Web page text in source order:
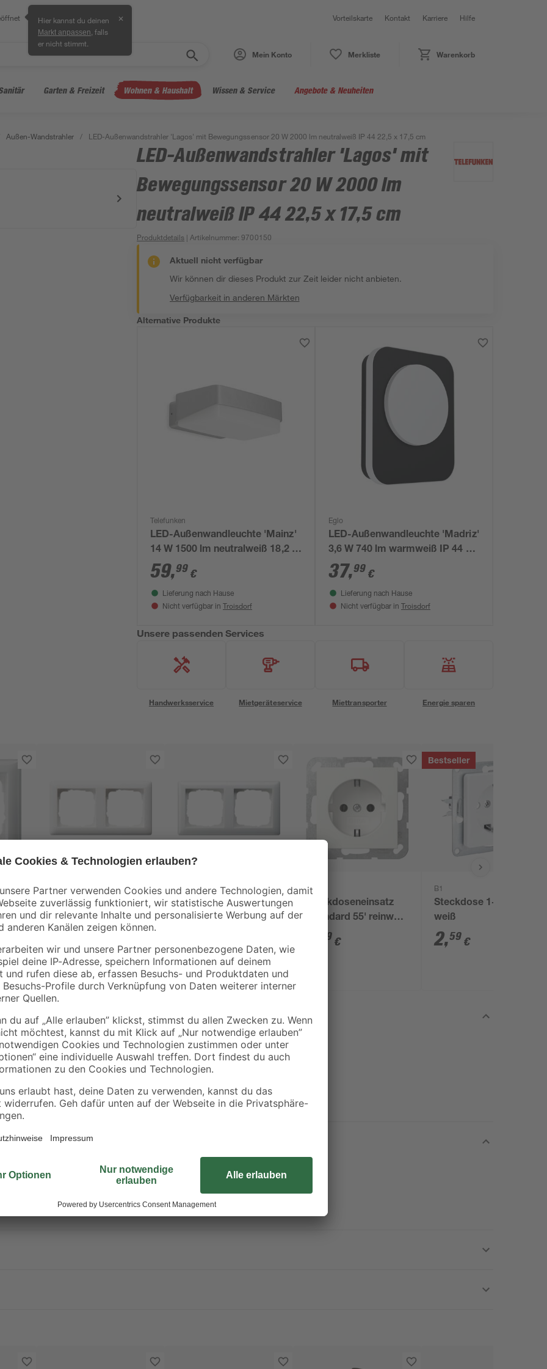
Hier kannst du deinen
Markt anpassen , falls
er nicht stimmt.
✕ Vorteilskarte Kontakt Karriere Hilfe
Mein Konto Merkliste Warenkorb
Garten & Freizeit Wohnen & Haushalt Wissen & Service Angebote & Neuheiten
Außen-Wandstrahler / LED-Außenwandstrahler 'Lagos' mit Bewegungssensor 20 W 2000 lm neutralweiß IP 44 22,5 x 17,5 cm
LED-Außenwandstrahler 'Lagos' mit
Bewegungssensor 20 W 2000 lm
neutralweiß IP 44 22,5 x 17,5 cm
Produktdetails | Artikelnummer:9700150
Aktuell nicht verfügbar
Wir können dir dieses Produkt zur Zeit leider nicht anbieten.
Verfügbarkeit in anderen Märkten
Alternative Produkte
Telefunken
LED-Außenwandleuchte 'Mainz'
14 W 1500 lm neutralweiß 18,2 x
5,5 cm
59,99 €
Lieferung nach Hause
Nicht verfügbar in Troisdorf
Eglo
LED-Außenwandleuchte 'Madriz'
3,6 W 740 lm warmweiß IP 44 5 x
23 x 19 cm
37,99 €
Lieferung nach Hause
Nicht verfügbar in Troisdorf
Unsere passenden Services
Handwerksservice Mietgeräteservice Miettransporter Energie sparen
fach
GIRA
Abdeckrahmen 2-fach
'System 55' reinweiß
matt
3
GIRA
Abdeckrahmen 2-fach
'Standard 55' reinweiß
GIRA
Steckdoseneinsatz
'Standard 55' reinweiß
glänzend 7 x 7 cm
19 €
Bestseller
B1
Steckdose 1-fach
weiß
2,59 €